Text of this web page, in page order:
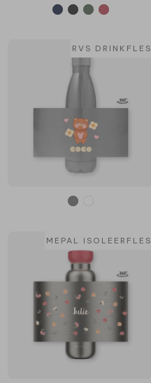
RVS DRINKFLES
MEPAL ISOLEERFLES